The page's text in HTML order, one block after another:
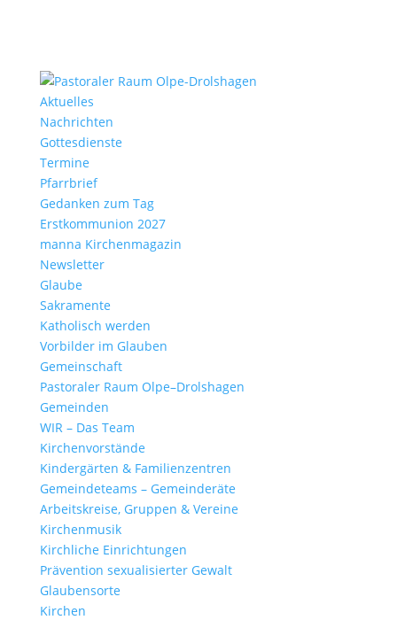
Aktu­elles
Nach­richten
Gottes­dienste
Termine
Pfarr­brief
Gedanken zum Tag
Erst­kom­mu­nion 2027
manna Kirchen­ma­gazin
News­letter
Glaube
Sakra­mente
Katho­lisch werden
Vorbilder im Glauben
Gemein­schaft
Pasto­raler Raum Olpe–Drolshagen
Gemeinden
WIR – Das Team
Kirchen­vor­stände
Kinder­gärten & Familienzentren
Gemein­de­teams – Gemeinderäte
Arbeits­kreise, Gruppen & Vereine
Kirchen­musik
Kirch­liche Einrichtungen
Präven­tion sexua­li­sierter Gewalt
Glau­ben­s­orte
Kirchen